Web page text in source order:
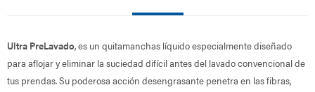
Ultra PreLavado, es un quitamanchas líquido especialmente diseñado
para aflojar y eliminar la suciedad difícil antes del lavado convencional de
tus prendas. Su poderosa acción desengrasante penetra en las fibras,